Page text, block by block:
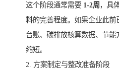
这个阶段通常需要 1-2周 ，具
料的完善程度。如果企业此
台账、碳排放核算数据、节能
缩短。
2. 方案制定与整改准备阶段